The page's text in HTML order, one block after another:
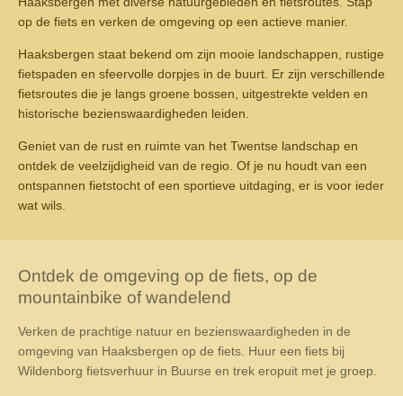
op de fiets en verken de omgeving op een actieve manier.
Haaksbergen staat bekend om zijn mooie landschappen, rustige
fietspaden en sfeervolle dorpjes in de buurt. Er zijn verschillende
fietsroutes die je langs groene bossen, uitgestrekte velden en
historische bezienswaardigheden leiden.
Geniet van de rust en ruimte van het Twentse landschap en
ontdek de veelzijdigheid van de regio. Of je nu houdt van een
ontspannen fietstocht of een sportieve uitdaging, er is voor ieder
wat wils.
Ontdek de omgeving op de fiets, op de
mountainbike of wandelend
Verken de prachtige natuur en bezienswaardigheden in de
omgeving van Haaksbergen op de fiets. Huur een fiets bij
Wildenborg fietsverhuur in Buurse en trek eropuit met je groep.